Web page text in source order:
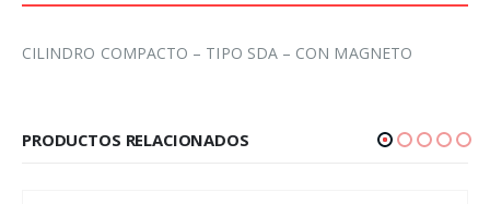
CILINDRO COMPACTO – TIPO SDA – CON MAGNETO
PRODUCTOS RELACIONADOS